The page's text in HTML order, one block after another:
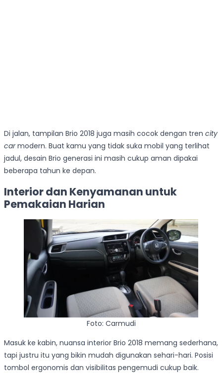
Di jalan, tampilan Brio 2018 juga masih cocok dengan tren city
carmodern. Buat kamu yang tidak suka mobil yang terlihat
jadul, desain Brio generasi ini masih cukup aman dipakai
beberapa tahun ke depan.
Interior dan Kenyamanan untuk
Pemakaian Harian
Foto: Carmudi
Masuk ke kabin, nuansa interior Brio 2018 memang sederhana,
tapi justru itu yang bikin mudah digunakan sehari-hari. Posisi
tombol ergonomis dan visibilitas pengemudi cukup baik.